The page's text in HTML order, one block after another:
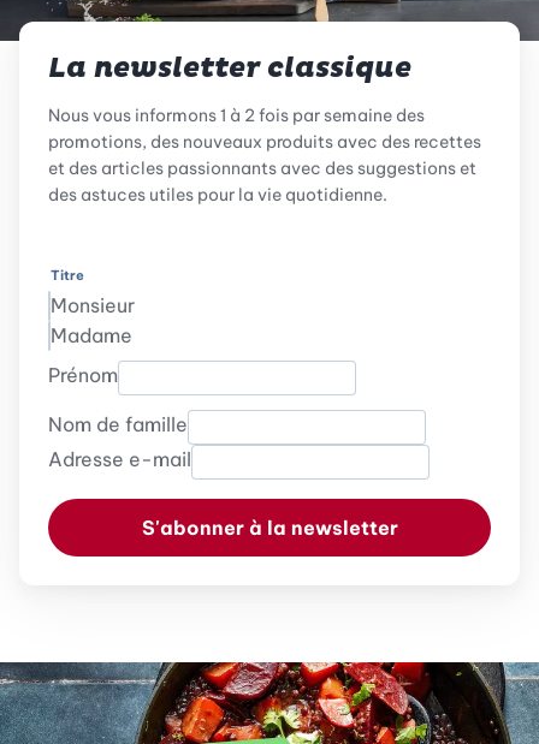
La newsletter classique
Nous vous informons 1 à 2 fois par semaine des
promotions, des nouveaux produits avec des recettes
et des articles passionnants avec des suggestions et
des astuces utiles pour la vie quotidienne.
Titre
Monsieur
Madame
Prénom
Nom de famille
Adresse e-mail
S'abonner à la newsletter